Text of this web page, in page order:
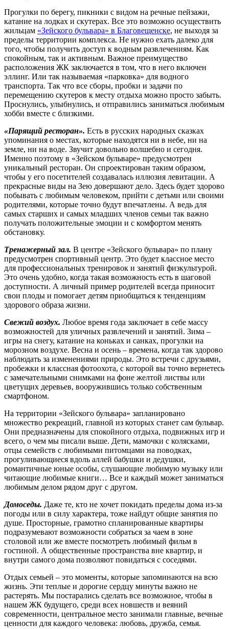
Прогулки по берегу, пикники с видом на речные пейзажи,
катание на лодках и скутерах. Все это возможно осуществить
жильцам «Зейского бульвара» в Благовещенске, не выходя за
пределы территории комплекса. Не нужно ехать далеко для
того, чтобы получить доступ к водным развлечениям. Как
спокойным, так и активным. Важное преимущество
расположения ЖК заключается в том, что в него включен
эллинг. Или так называемая «парковка» для водного
транспорта. Так что все сборы, пробки и задачи по
перемещению скутеров к месту отдыха можно просто забыть.
Проснулись, улыбнулись, и отправились заниматься любимым
хобби вместе с близкими.
«Парящий ресторан». Есть в русских народных сказках
упоминания о местах, которые находятся ни в небе, ни на
земле, ни на воде. Звучит довольно волшебно и сегодня.
Именно поэтому в «Зейском бульваре» предусмотрен
уникальный ресторан. Он спроектирован таким образом,
чтобы у его посетителей создавалась иллюзия левитации. А
прекрасные виды на Зею довершают дело. Здесь будет здорово
побывать с любимым человеком, прийти с детьми или своими
родителями, которые точно будут впечатлены. А ведь для
самых старших и самых младших членов семьи так важно
получать положительные эмоции и с комфортом менять
обстановку.
Тренажерный зал. В центре «Зейского бульвара» по плану
предусмотрен спортивный центр. Это будет классное место
для профессиональных тренировок и занятий физкультурой.
Это очень удобно, когда такая возможность есть в шаговой
доступности. А личный пример родителей всегда приносит
свои плоды и помогает детям приобщаться к тенденциям
здорового образа жизни.
Свежий воздух. Любое время года заключает в себе массу
возможностей для уличных развлечений и занятий. Зима –
игры на снегу, катание на коньках и санках, прогулки на
морозном воздухе. Весна и осень – времена, когда так здорово
наблюдать за изменениями природы. Это встречи с друзьями,
пробежки и классная фотоохота, с которой вы точно вернетесь
с замечательными снимками на фоне желтой листвы или
цветущих деревьев, вооружившись только собственным
смартфоном.
На территории «Зейского бульвара» запланировано
множество рекреаций, главной из которых станет сам бульвар.
Они предназначены для спокойного отдыха, подвижных игр и
всего, о чем мы писали выше. Дети, мамочки с колясками,
отцы семейств с любимыми питомцами на поводках,
прогуливающиеся вдоль аллей бабушки и дедушки,
романтичные юные особы, слушающие любимую музыку или
читающие любимые книги… Все и каждый может заниматься
любимым делом рядом друг с другом.
Домоседы. Даже те, кто не хочет покидать пределы дома из-за
погоды или в силу характера, тоже найдут общие занятия по
душе. Просторные, грамотно спланированные квартиры
подразумевают возможности собраться за чаем в зоне
столовой или же вместе посмотреть любимый фильм в
гостиной. А общественные пространства вне квартир, и
внутри самого дома позволяют повидаться с соседями.
Отдых семьей – это моменты, которые запоминаются на всю
жизнь. Эти теплые и дорогие сердцу минуты важно не
растерять. Мы постарались сделать все возможное, чтобы в
нашем ЖК будущего, среди всех новшеств и веяний
современности, центральное место занимали главные, вечные
ценности для каждого человека: любовь, дружба, семья.